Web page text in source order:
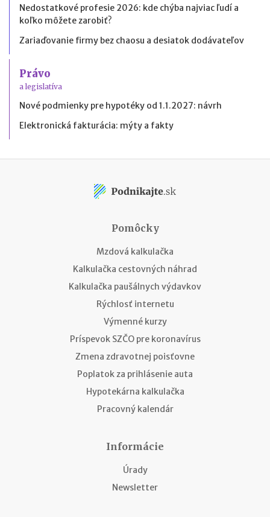
Nedostatkové profesie 2026: kde chýba najviac ľudí a
koľko môžete zarobiť?
Zariaďovanie firmy bez chaosu a desiatok dodávateľov
Právo
a legislatíva
Nové podmienky pre hypotéky od 1.1.2027: návrh
Elektronická fakturácia: mýty a fakty
Pomôcky
Mzdová kalkulačka
Kalkulačka cestovných náhrad
Kalkulačka paušálnych výdavkov
Rýchlosť internetu
Výmenné kurzy
Príspevok SZČO pre koronavírus
Zmena zdravotnej poisťovne
Poplatok za prihlásenie auta
Hypotekárna kalkulačka
Pracovný kalendár
Informácie
Úrady
Newsletter